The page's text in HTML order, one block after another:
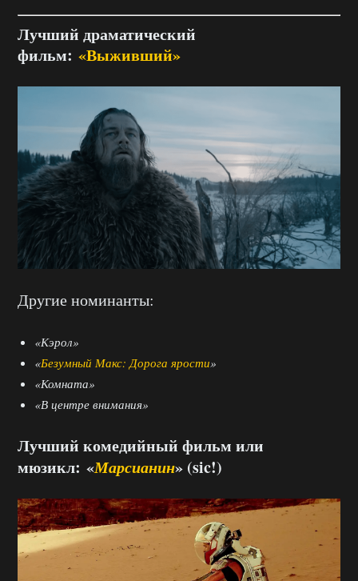
Лучший драматический
фильм: «Выживший»
Другие номинанты:
«Кэрол»
«Безумный Макс: Дорога ярости»
«Комната»
«В центре внимания»
Лучший комедийный фильм или
мюзикл: «Марсианин» (sic!)